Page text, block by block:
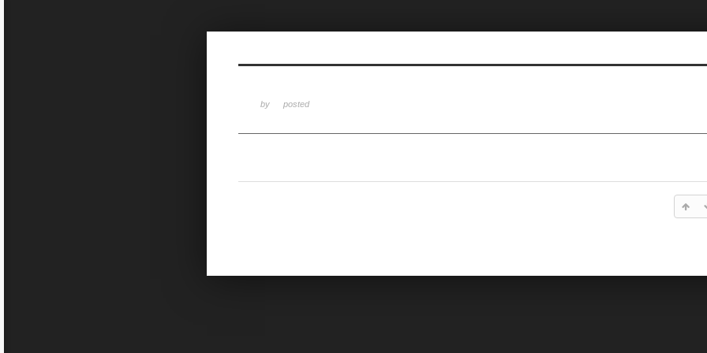
by posted
Sketchbook5, 스케치북5
Sketchbook5, 스케치북5